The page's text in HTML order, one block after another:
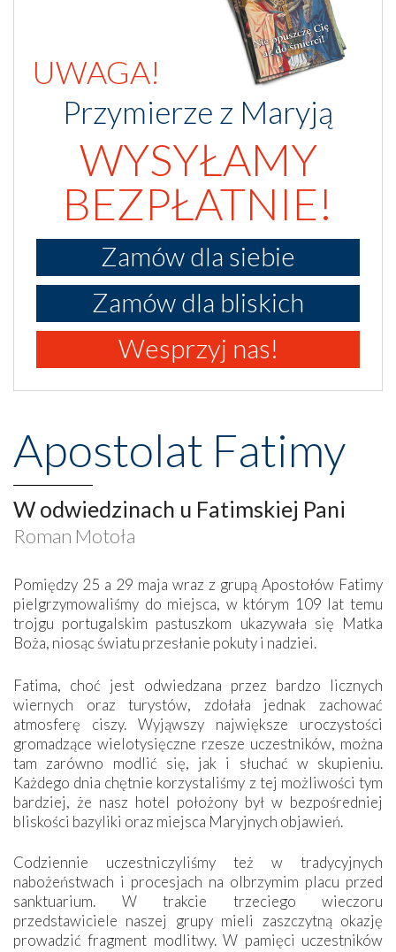
UWAGA!
Przymierze z Maryją
WYSYŁAMY
BEZPŁATNIE!
Zamów dla siebie
Zamów dla bliskich
Wesprzyj nas!
Apostolat Fatimy
W odwiedzinach u Fatimskiej Pani
Roman Motoła
Pomiędzy 25 a 29 maja wraz z grupą Apostołów Fatimy
pielgrzymowaliśmy do miejsca, w którym 109 lat temu
trojgu portugalskim pastuszkom ukazywała się Matka
Boża, niosąc światu przesłanie pokuty i nadziei.
Fatima, choć jest odwiedzana przez bardzo licznych
wiernych oraz turystów, zdołała jednak zachować
atmosferę ciszy. Wyjąwszy największe uroczystości
gromadzące wielotysięczne rzesze uczestników, można
tam zarówno modlić się, jak i słuchać w skupieniu.
Każdego dnia chętnie korzystaliśmy z tej możliwości tym
bardziej, że nasz hotel położony był w bezpośredniej
bliskości bazyliki oraz miejsca Maryjnych objawień.
Codziennie uczestniczyliśmy też w tradycyjnych
nabożeństwach i procesjach na olbrzymim placu przed
sanktuarium. W trakcie trzeciego wieczoru
przedstawiciele naszej grupy mieli zaszczytną okazję
prowadzić fragment modlitwy. W pamięci uczestników